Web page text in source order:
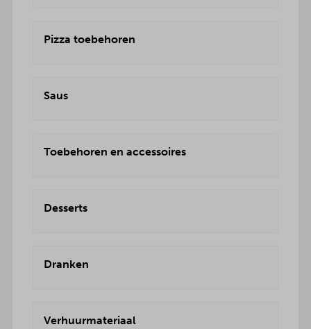
Pizza toebehoren
Saus
Toebehoren en accessoires
Desserts
Dranken
Verhuurmateriaal